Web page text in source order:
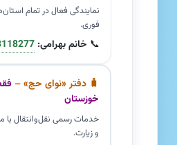
نمایندگی فعال در تمام
فوری.
📞 خانم بهرامی:
🧳 دفتر «نوای حج» –
خوزستان
خدمات رسمی نقل‌وانتقال با
و زیارت.